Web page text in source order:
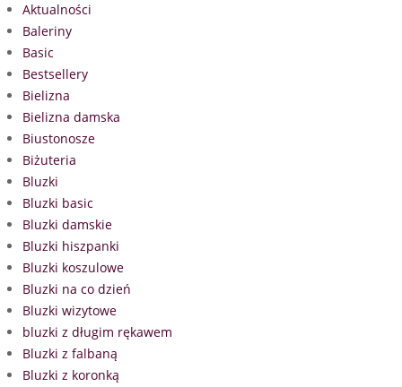
Aktualności
Baleriny
Basic
Bestsellery
Bielizna
Bielizna damska
Biustonosze
Biżuteria
Bluzki
Bluzki basic
Bluzki damskie
Bluzki hiszpanki
Bluzki koszulowe
Bluzki na co dzień
Bluzki wizytowe
bluzki z długim rękawem
Bluzki z falbaną
Bluzki z koronką